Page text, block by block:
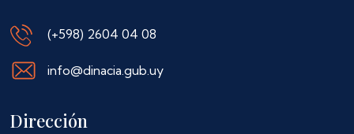
(+598) 2604 04 08
info@dinacia.gub.uy
Dirección